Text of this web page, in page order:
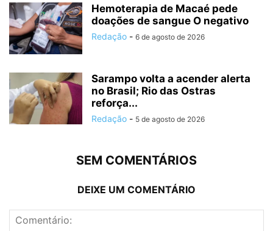
Hemoterapia de Macaé pede
doações de sangue O negativo
Redação - 6 de agosto de 2026
Sarampo volta a acender alerta
no Brasil; Rio das Ostras
reforça...
Redação - 5 de agosto de 2026
SEM COMENTÁRIOS
DEIXE UM COMENTÁRIO